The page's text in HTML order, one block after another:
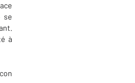
se
à